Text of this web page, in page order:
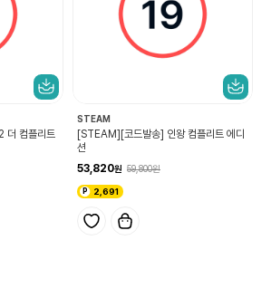
더 컴플리트
STEAM
[STEAM][코드발송] 인왕 컴플리트 에디
션
53,820
59,800
2,691